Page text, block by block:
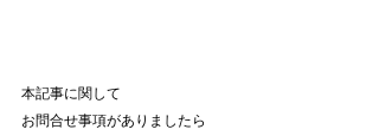
本記事に関して
お問合せ事項がありましたら